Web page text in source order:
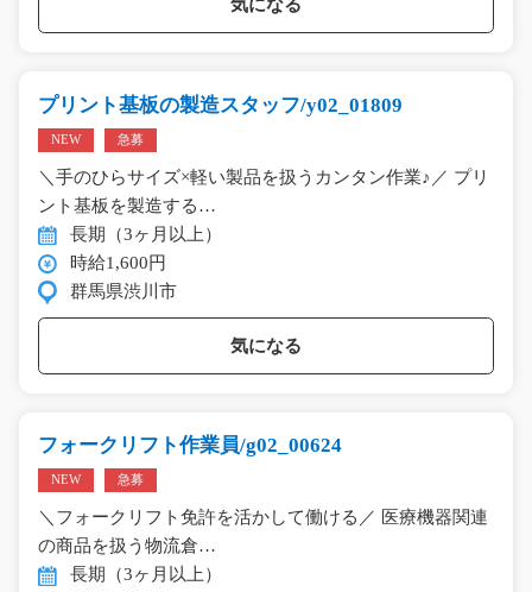
気になる
プリント基板の製造スタッフ/y02_01809
NEW 急募
＼手のひらサイズ×軽い製品を扱うカンタン作業♪／ プリ
ント基板を製造する…
長期（3ヶ月以上）
時給1,600円
群馬県渋川市
気になる
フォークリフト作業員/g02_00624
NEW 急募
＼フォークリフト免許を活かして働ける／ 医療機器関連
の商品を扱う物流倉…
長期（3ヶ月以上）